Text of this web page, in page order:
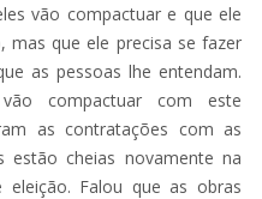
vão compactuar e que ele
mas que ele precisa se fazer
as pessoas lhe entendam.
compactuar com este
as contratações com as
estão cheias novamente na
eleição. Falou que as obras